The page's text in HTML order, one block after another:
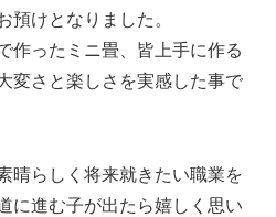
預けとなりました。
作ったミニ畳、皆上手に作る
変さと楽しさを実感した事で
晴らしく将来就きたい職業を
に進む子が出たら嬉しく思い